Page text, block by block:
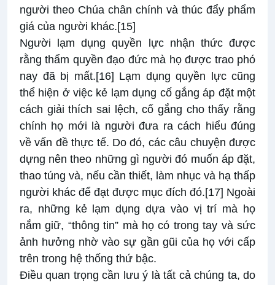
người theo Chúa chân chính và thúc đẩy phẩm
giá của người khác.[15]
Người lạm dụng quyền lực nhận thức được
rằng thẩm quyền đạo đức mà họ được trao phó
nay đã bị mất.[16] Lạm dụng quyền lực cũng
thể hiện ở việc kẻ lạm dụng cố gắng áp đặt một
cách giải thích sai lệch, cố gắng cho thấy rằng
chính họ mới là người đưa ra cách hiểu đúng
về vấn đề thực tế. Do đó, các câu chuyện được
dựng nên theo những gì người đó muốn áp đặt,
thao túng và, nếu cần thiết, làm nhục và hạ thấp
người khác để đạt được mục đích đó.[17] Ngoài
ra, những kẻ lạm dụng dựa vào vị trí mà họ
nắm giữ, “thông tin” mà họ có trong tay và sức
ảnh hưởng nhờ vào sự gần gũi của họ với cấp
trên trong hệ thống thứ bậc.
Điều quan trọng cần lưu ý là tất cả chúng ta, do